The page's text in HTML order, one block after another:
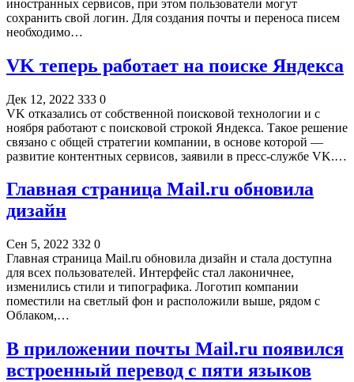
иностранных сервисов, при этом пользователи могут
сохранить свой логин. Для создания почты и переноса писем
необходимо…
VK теперь работает на поиске Яндекса
Дек 12, 2022 333 0
VK отказались от собственной поисковой технологии и с
ноября работают с поисковой строкой Яндекса. Такое решение
связано с общей стратегии компании, в основе которой —
развитие контентных сервисов, заявили в пресс-службе VK.…
Главная страница Mail.ru обновила
дизайн
Сен 5, 2022 332 0
Главная страница Mail.ru обновила дизайн и стала доступна
для всех пользователей. Интерфейс стал лаконичнее,
изменились стили и типографика. Логотип компании
поместили на светлый фон и расположили выше, рядом с
Облаком,…
В приложении почты Mail.ru появился
встроенный перевод с пяти языков